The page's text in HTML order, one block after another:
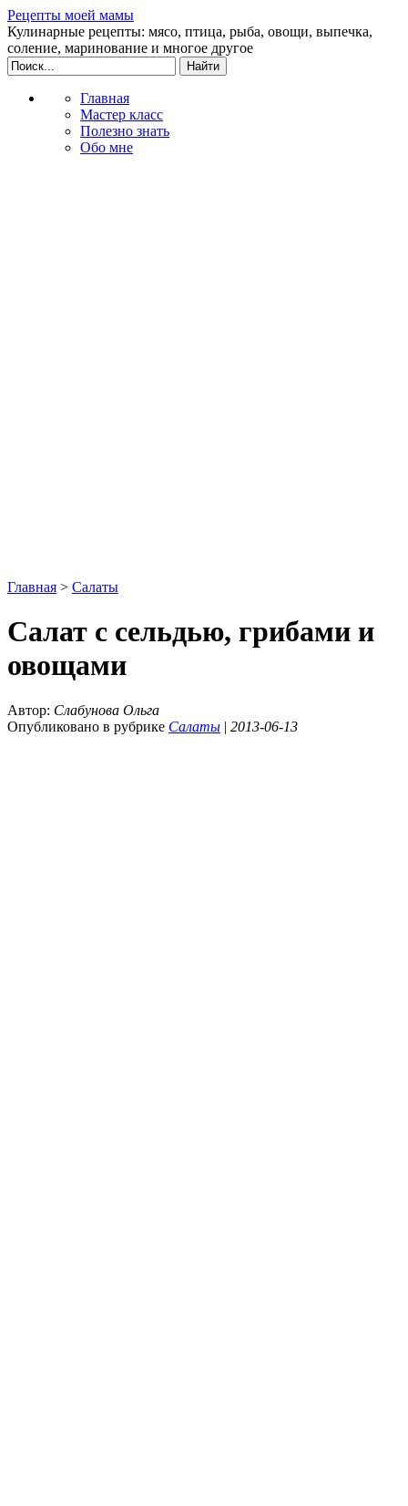
Рецепты моей мамы
Кулинарные рецепты: мясо, птица, рыба, овощи, выпечка,
соление, маринование и многое другое
Главная
Мастер класс
Полезно знать
Обо мне
Главная > Салаты
Салат с сельдью, грибами и
овощами
Автор: Слабунова Ольга
Опубликовано в рубрике Салаты | 2013-06-13